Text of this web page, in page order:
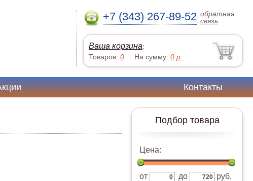
+7 (343) 267-89-52 обратная
связь
Ваша корзина:
Товаров: 0 На сумму: 0 р.
Контакты
Подбор товара
Цена:
от до
руб.